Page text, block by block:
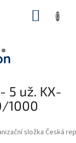
5 už. KX-
1000
složka Česká